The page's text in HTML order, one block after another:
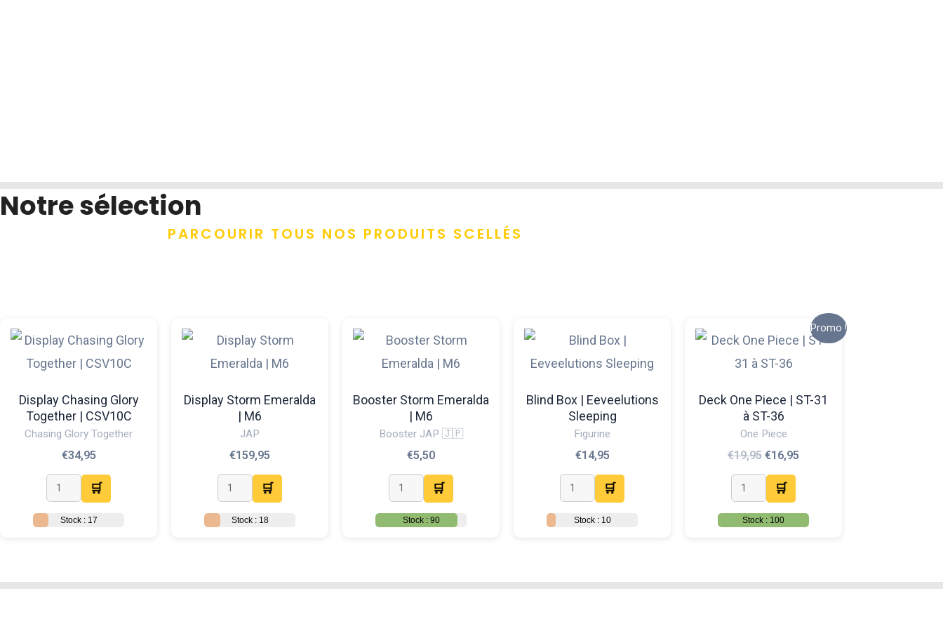
Notre sélection
PARCOURIR TOUS NOS PRODUITS SCELLÉS
Display Chasing Glory
Together | CSV10C
Chasing Glory Together
€34,95
🛒
Stock : 17
Display Storm Emeralda
| M6
JAP
€159,95
🛒
Stock : 18
Booster Storm Emeralda
| M6
Booster JAP 🇯🇵
€5,50
🛒
Stock : 90
Blind Box | Eeveelutions
Sleeping
Figurine
€14,95
🛒
Stock : 10
Promo !
Deck One Piece | ST-31
à ST-36
One Piece
€19,95
prix
était :
€16,95
Le
prix
🛒
Stock : 100
plusieurs
variations.
peuvent
être
la